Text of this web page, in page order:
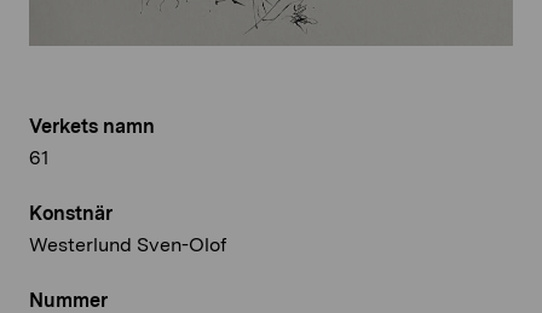
Verkets namn
61
Konstnär
Westerlund Sven-Olof
Nummer